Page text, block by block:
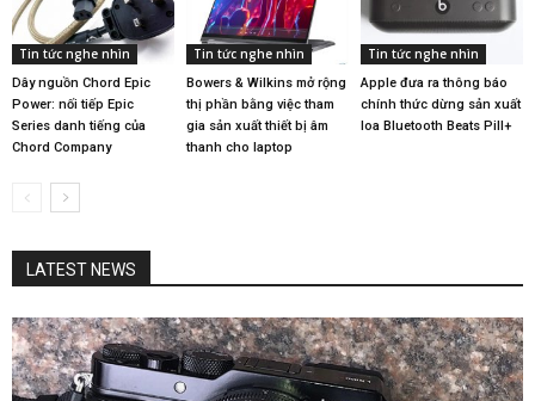
Tin tức nghe nhìn
Dây nguồn Chord Epic
Power: nối tiếp Epic
Series danh tiếng của
Chord Company
Tin tức nghe nhìn
Bowers & Wilkins mở rộng
thị phần bằng việc tham
gia sản xuất thiết bị âm
thanh cho laptop
Tin tức nghe nhìn
Apple đưa ra thông báo
chính thức dừng sản xuất
loa Bluetooth Beats Pill+
LATEST NEWS